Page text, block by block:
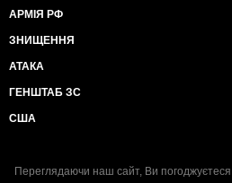
АРМІЯ РФ
ЗНИЩЕННЯ
АТАКА
ГЕНШТАБ ЗС
США
Переглядаючи наш сайт, Ви погоджуєтеся